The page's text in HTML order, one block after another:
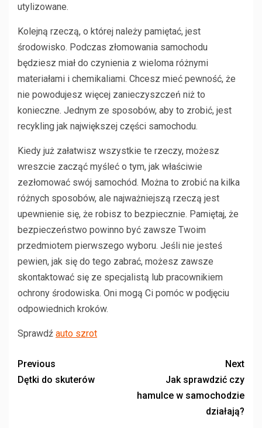
utylizowane.
Kolejną rzeczą, o której należy pamiętać, jest
środowisko. Podczas złomowania samochodu
będziesz miał do czynienia z wieloma różnymi
materiałami i chemikaliami. Chcesz mieć pewność, że
nie powodujesz więcej zanieczyszczeń niż to
konieczne. Jednym ze sposobów, aby to zrobić, jest
recykling jak największej części samochodu.
Kiedy już załatwisz wszystkie te rzeczy, możesz
wreszcie zacząć myśleć o tym, jak właściwie
zezłomować swój samochód. Można to zrobić na kilka
różnych sposobów, ale najważniejszą rzeczą jest
upewnienie się, że robisz to bezpiecznie. Pamiętaj, że
bezpieczeństwo powinno być zawsze Twoim
przedmiotem pierwszego wyboru. Jeśli nie jesteś
pewien, jak się do tego zabrać, możesz zawsze
skontaktować się ze specjalistą lub pracownikiem
ochrony środowiska. Oni mogą Ci pomóc w podjęciu
odpowiednich kroków.
Sprawdź auto szrot
Previous
Dętki do skuterów
Next
Jak sprawdzić czy
hamulce w samochodzie
działają?